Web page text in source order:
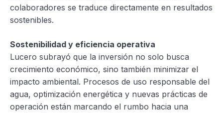
colaboradores se traduce directamente en resultados
sostenibles.
Sostenibilidad y eficiencia operativa
Lucero subrayó que la inversión no solo busca
crecimiento económico, sino también minimizar el
impacto ambiental. Procesos de uso responsable del
agua, optimización energética y nuevas prácticas de
operación están marcando el rumbo hacia una